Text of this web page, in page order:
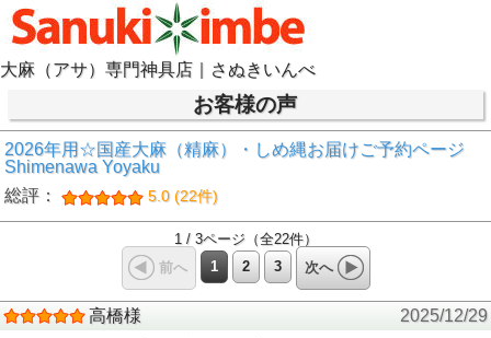
大麻（アサ）専門神具店｜さぬきいんべ
お客様の声
2026年用☆国産大麻（精麻）・しめ縄お届けご予約ページ
Shimenawa Yoyaku
総評：
5.0 (22件)
1 / 3ページ（全22件）
前へ
1 2 3 次へ
高橋様
2025/12/29